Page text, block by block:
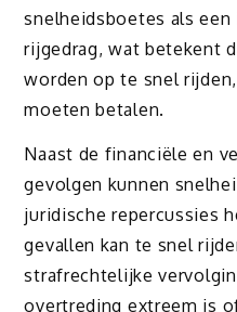
snelheidsboetes als
rijgedrag, wat betekent
worden op te snel
moeten betalen.
Naast de financiële en
gevolgen kunnen
juridische repercussies
gevallen kan te snel
strafrechtelijke
overtreding extreem is